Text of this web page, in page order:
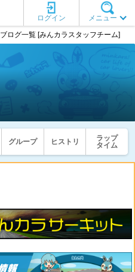
メニュー
ログイン
ブログ一覧 [みんカラスタッフチーム]
グループ ヒストリ
ラップ
タイム